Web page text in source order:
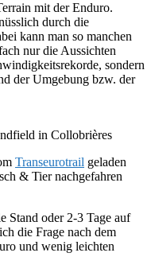
mit der Enduro.
durch die
kann man so manchen
nur die Aussichten
sondern
der Umgebung bzw. der
in Collobrières
Transeurotrail geladen
& Tier nachgefahren
Stand oder 2-3 Tage auf
die Frage nach dem
und wenig leichten